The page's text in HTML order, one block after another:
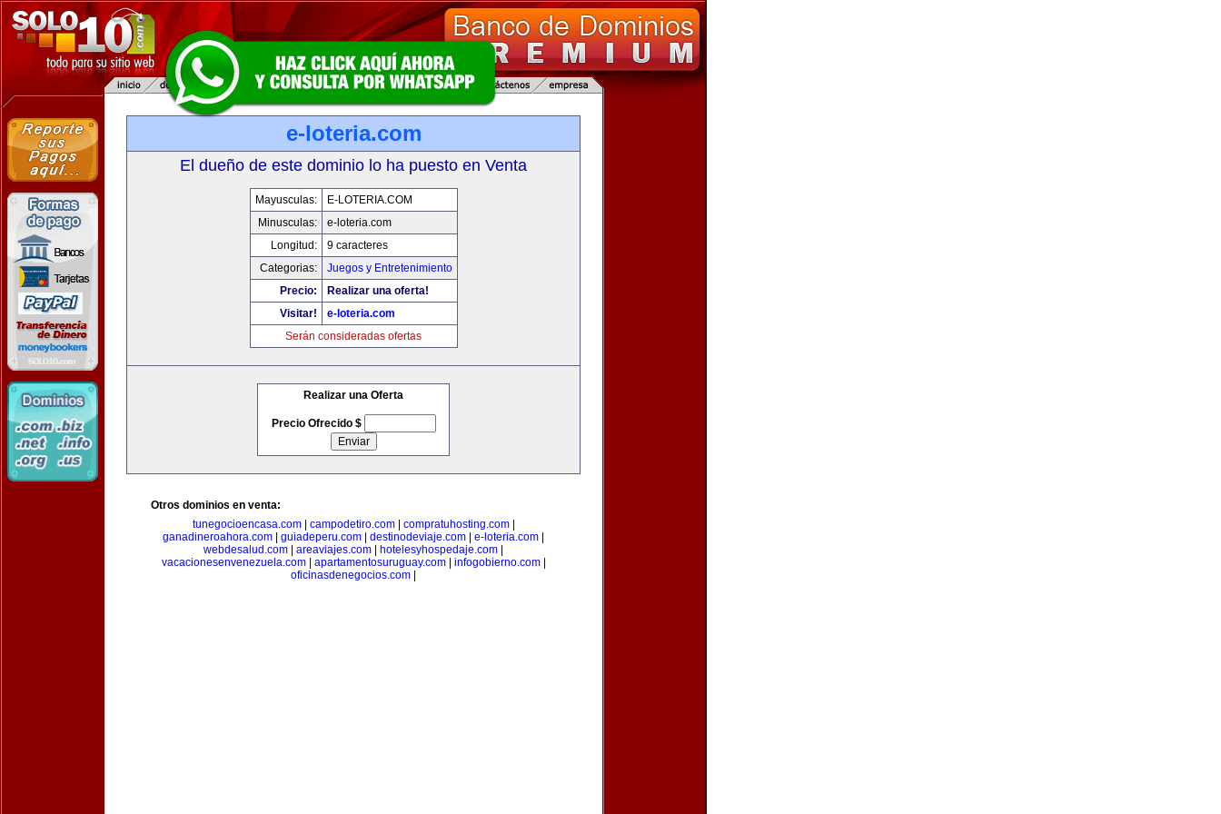
e-loteria.com
El dueño de este dominio lo ha puesto en Venta
Mayusculas:
E-LOTERIA.COM
Minusculas:
e-loteria.com
Longitud:
9 caracteres
Categorias:
Juegos y Entretenimiento
Precio:
Realizar una oferta!
Visitar!
e-loteria.com
Serán consideradas ofertas
Realizar una Oferta
Precio Ofrecido $
Otros dominios en venta:
tunegocioencasa.com| campodetiro.com| compratuhosting.com|
ganadineroahora.com
guiadeperu.com destinodeviaje.com e-loteria.com
webdesalud.com
areaviajes.com hotelesyhospedaje.com
vacacionesenvenezuela.com| apartamentosuruguay.com| infogobierno.com|
oficinasdenegocios.com